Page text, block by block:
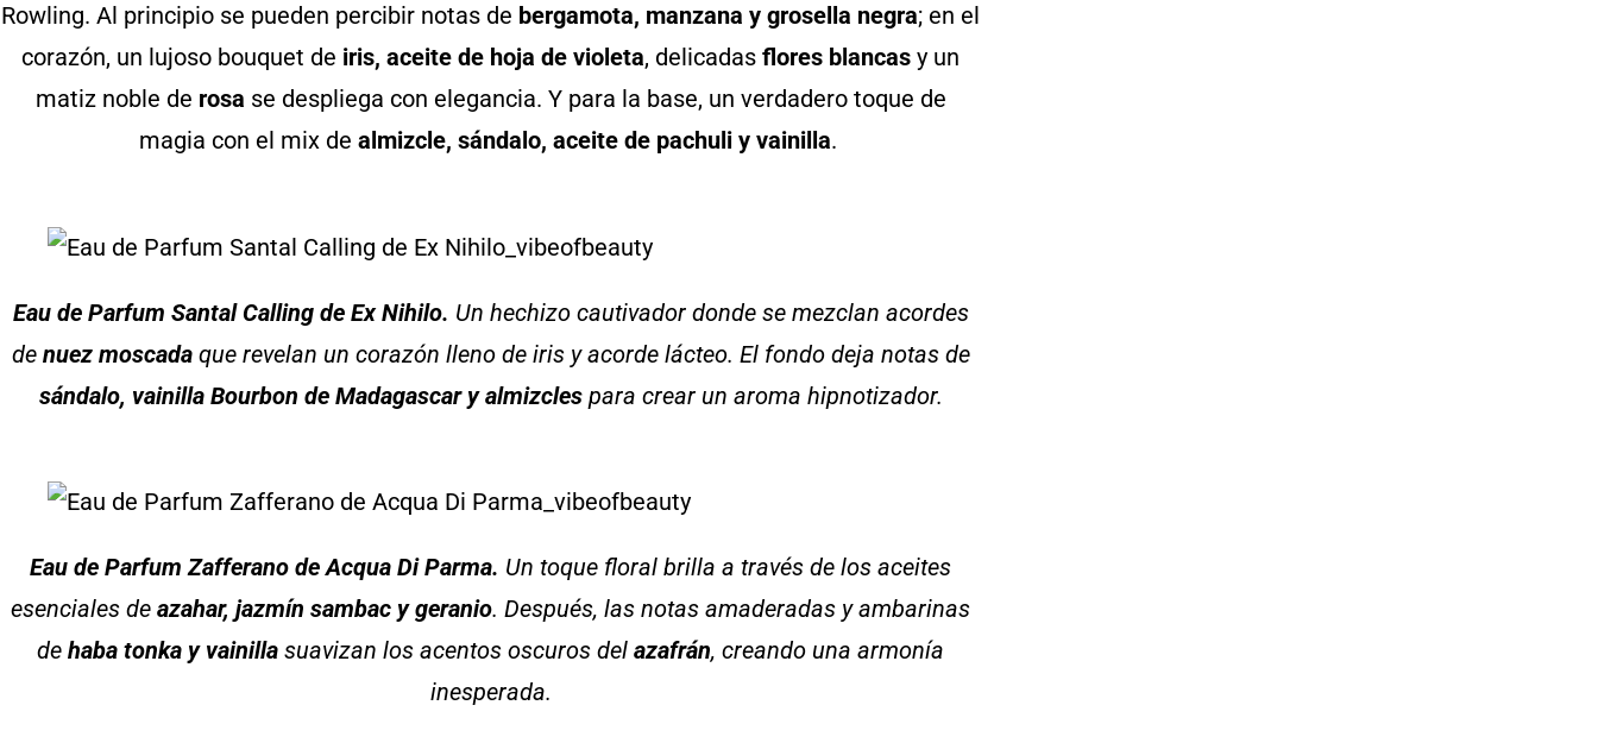
Rowling. Al principio se pueden percibir notas de bergamota, manzana y grosella negra; en el
corazón, un lujoso bouquet de iris, aceite de hoja de violeta, delicadas flores blancas y un
matiz noble de rosa se despliega con elegancia. Y para la base, un verdadero toque de
magia con el mix de almizcle, sándalo, aceite de pachuli y vainilla.
Eau de Parfum Santal Calling de Ex Nihilo. Un hechizo cautivador donde se mezclan acordes
de nuez moscadaque revelan un corazón lleno de iris y acorde lácteo. El fondo deja notas de
sándalo, vainilla Bourbon de Madagascar y almizclespara crear un aroma hipnotizador.
Eau de Parfum Zafferano de Acqua Di Parma. Un toque floral brilla a través de los aceites
esenciales de azahar, jazmín sambac y geranio. Después, las notas amaderadas y ambarinas
de haba tonka y vainilla suavizan los acentos oscuros del azafrán, creando una armonía
inesperada.